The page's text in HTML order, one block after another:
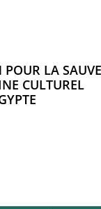
LA
CULTUREL